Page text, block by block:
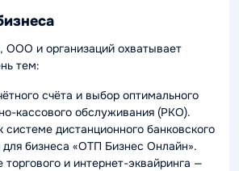
и организаций охватывает
тем:
счёта и выбор оптимального
кассового обслуживания (РКО).
системе дистанционного банковского
бизнеса «ОТП Бизнес Онлайн».
и интернет-эквайринга —